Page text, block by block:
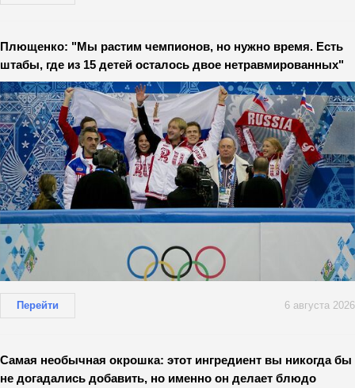
Плющенко: "Мы растим чемпионов, но нужно время. Есть
штабы, где из 15 детей осталось двое нетравмированных"
Перейти 6 августа 2026
Самая необычная окрошка: этот ингредиент вы никогда бы
не догадались добавить, но именно он делает блюдо